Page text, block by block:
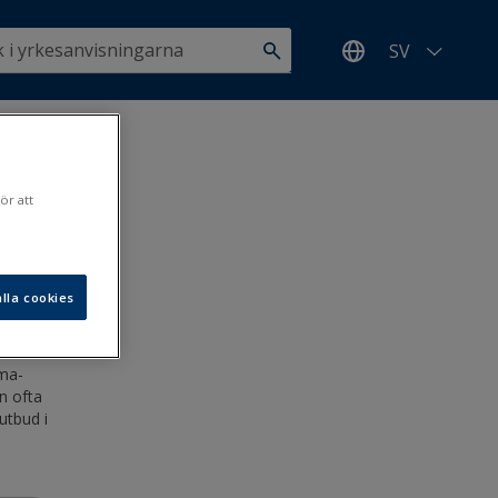
SV
ofta
i
att
cookies